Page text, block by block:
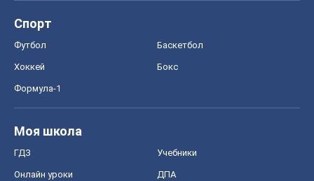
Спорт
Футбол Баскетбол
Хоккей Бокс
Формула-1
Моя школа
ГДЗ Учебники
Онлайн уроки ДПА